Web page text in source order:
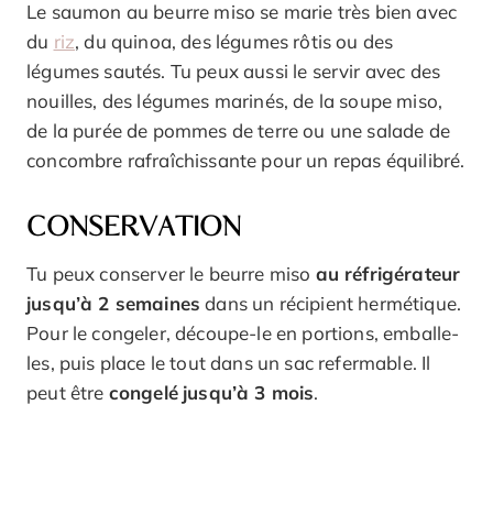
Le saumon au beurre miso se marie très bien avec
du riz, du quinoa, des légumes rôtis ou des
légumes sautés. Tu peux aussi le servir avec des
nouilles, des légumes marinés, de la soupe miso,
de la purée de pommes de terre ou une salade de
concombre rafraîchissante pour un repas équilibré.
CONSERVATION
Tu peux conserver le beurre miso au réfrigérateur
jusqu’à 2 semaines dans un récipient hermétique.
Pour le congeler, découpe-le en portions, emballe-
les, puis place le tout dans un sac refermable. Il
peut être congelé jusqu’à 3 mois.